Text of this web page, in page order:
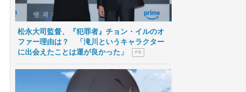
松永大司監督、『犯罪者』チョン・イルのオ
ファー理由は？ 「滝川というキャラクター
に出会えたことは運が良かった」
P R